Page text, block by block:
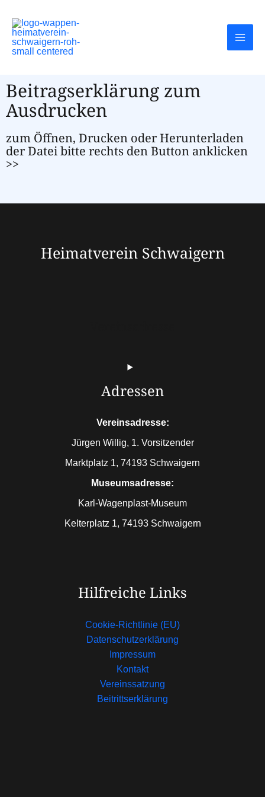
Beitragserklärung zum
Ausdrucken
zum Öffnen, Drucken oder Herunterladen
der Datei bitte rechts den Button anklicken
>>
Heimatverein Schwaigern
Adressen
Vereinsadresse:
Jürgen Willig, 1. Vorsitzender
Marktplatz 1, 74193 Schwaigern
Museumsadresse:
Karl-Wagenplast-Museum
Kelterplatz 1, 74193 Schwaigern
Hilfreiche Links
Cookie-Richtlinie (EU)
Datenschutzerklärung
Impressum
Kontakt
Vereinssatzung
Beitrittserklärung